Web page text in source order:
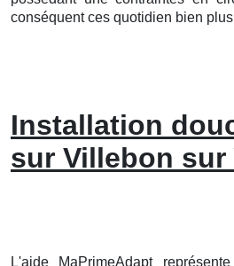
conséquent ces quotidien bien
Installation
sur Villebon sur
L'aide MaPrimeAdapt